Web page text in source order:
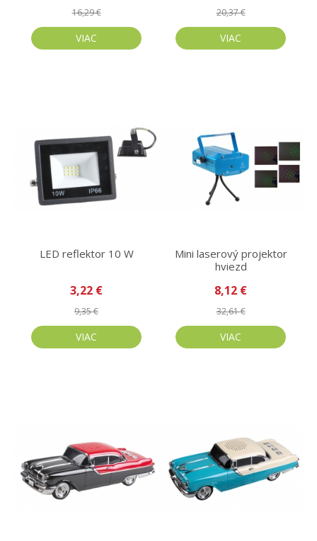
16,29 €
VIAC
20,37 €
VIAC
LED reflektor 10 W
3,22 €
9,35 €
VIAC
Mini laserový projektor
hviezd
8,12 €
32,61 €
VIAC